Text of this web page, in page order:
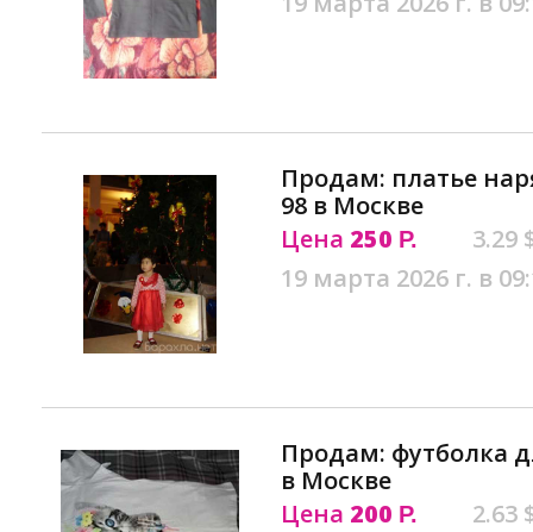
Продам: платье
98 в Москве
Цена 250 Р.
3.29
19 марта 2026 г. в
Продам: футболка
в Москве
Цена 200 Р.
2.63